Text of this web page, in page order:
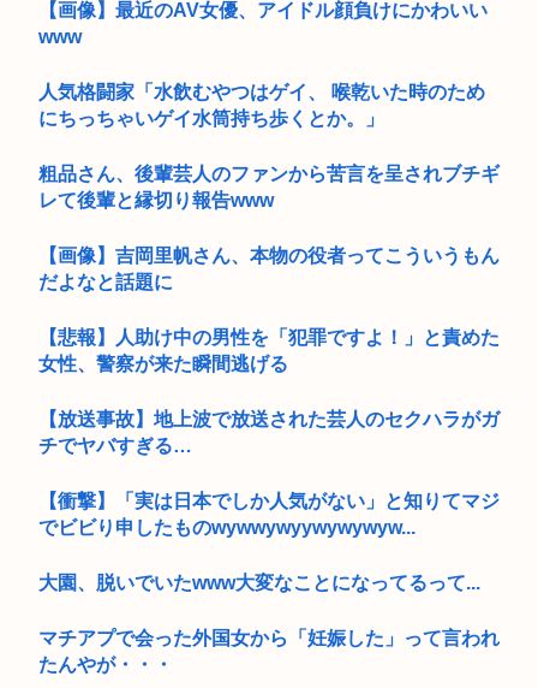
【画像】最近のAV女優、アイドル顔負けにかわいい
www
人気格闘家「水飲むやつはゲイ、 喉乾いた時のため
にちっちゃいゲイ水筒持ち歩くとか。」
粗品さん、後輩芸人のファンから苦言を呈されブチギ
レて後輩と縁切り報告www
【画像】吉岡里帆さん、本物の役者ってこういうもん
だよなと話題に
【悲報】人助け中の男性を「犯罪ですよ！」と責めた
女性、警察が来た瞬間逃げる
【放送事故】地上波で放送された芸人のセクハラがガ
チでヤバすぎる…
【衝撃】「実は日本でしか人気がない」と知りてマジ
でビビり申したものwywwywyywywywyw...
大園、脱いでいたwww大変なことになってるって...
マチアプで会った外国女から「妊娠した」って言われ
たんやが・・・